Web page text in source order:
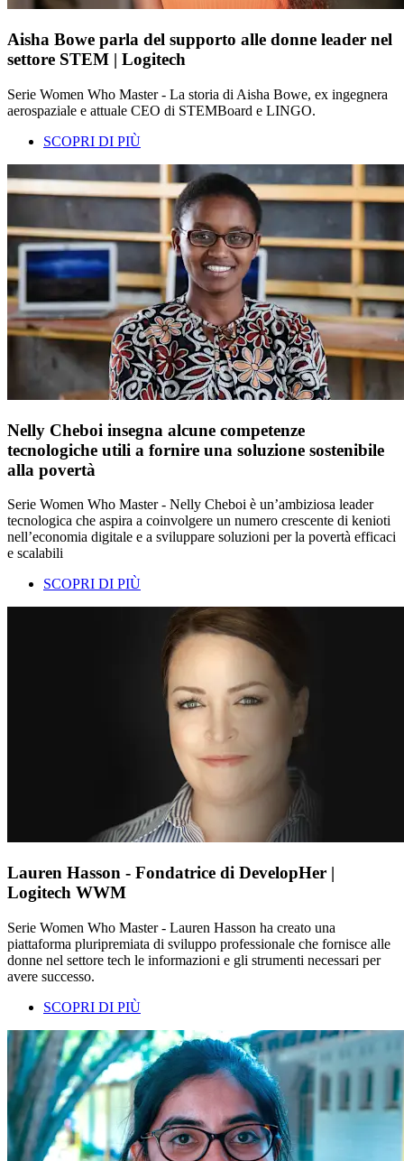
Aisha Bowe parla del supporto alle donne leader nel
settore STEM | Logitech
Serie Women Who Master - La storia di Aisha Bowe, ex ingegnera
aerospaziale e attuale CEO di STEMBoard e LINGO.
SCOPRI DI PIÙ
Nelly Cheboi insegna alcune competenze
tecnologiche utili a fornire una soluzione sostenibile
alla povertà
Serie Women Who Master - Nelly Cheboi è un’ambiziosa leader
tecnologica che aspira a coinvolgere un numero crescente di kenioti
nell’economia digitale e a sviluppare soluzioni per la povertà efficaci
e scalabili
SCOPRI DI PIÙ
Lauren Hasson - Fondatrice di DevelopHer |
Logitech WWM
Serie Women Who Master - Lauren Hasson ha creato una
piattaforma pluripremiata di sviluppo professionale che fornisce alle
donne nel settore tech le informazioni e gli strumenti necessari per
avere successo.
SCOPRI DI PIÙ